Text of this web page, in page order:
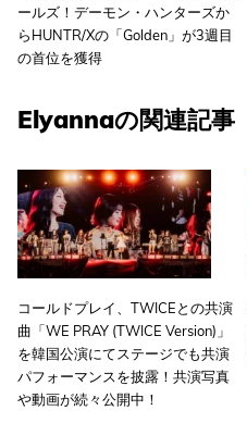
ールズ！デーモン・ハンターズか
らHUNTR/Xの「Golden」が3週目
の首位を獲得
Elyannaの関連記事
コールドプレイ、TWICEとの共演
曲「WE PRAY (TWICE Version)」
を韓国公演にてステージでも共演
パフォーマンスを披露！共演写真
や動画が続々公開中！